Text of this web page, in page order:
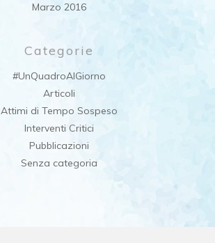
Marzo 2016
Categorie
#UnQuadroAlGiorno
Articoli
Attimi di Tempo Sospeso
Interventi Critici
Pubblicazioni
Senza categoria